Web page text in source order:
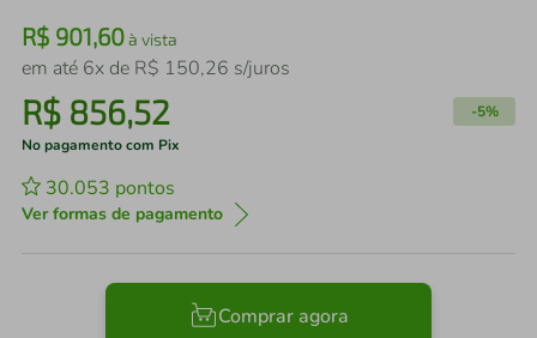
R$ 901,60à vista
em até 6x de R$ 150,26 s/juros
R$ 856,52 -5%
No pagamento com Pix
30.053 pontos
Ver formas de pagamento
Comprar agora